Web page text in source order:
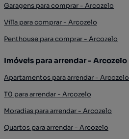
Garagens para comprar - Arcozelo
Villa para comprar - Arcozelo
Penthouse para comprar - Arcozelo
Imóveis para arrendar - Arcozelo
Apartamentos para arrendar - Arcozelo
T0 para arrendar - Arcozelo
Moradias para arrendar - Arcozelo
Quartos para arrendar - Arcozelo